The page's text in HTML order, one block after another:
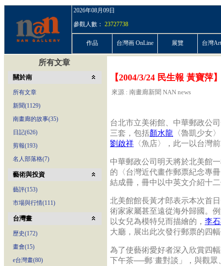
2026年08月09日
參觀人數： 23727738
作品 台灣画 OnLine 展覽 台灣
所有文章
關於南
所有文章
新聞(1129)
南畫廊的故事(35)
日記(626)
剪報(193)
名人部落格(7)
藝術與投資
藝評(153)
市場與行情(111)
台灣畫
歷史(172)
畫會(15)
e台灣畫(80)
【2004/3/24 民生報 黃寶
來源 : 南畫廊新聞 NAN news
台北市立美術館、中華郵政公
三套，包括顏水龍 〈魯凱少女
劉啟祥 〈魚店〉，此一以台灣
中華郵政公司明天將於北美館
的〈台灣近代畫作郵票紀念專
結成冊，冊中以中英文介紹十
北美館館長黃才郎表示本次首
術家家屬甚至遠從海外歸國。
以女兒為模特兒而描繪的， 李
大廳，展出此次發行郵票的四
為了使藝術愛好者深入欣賞四
下午茶──郵˙畫對談」，與觀